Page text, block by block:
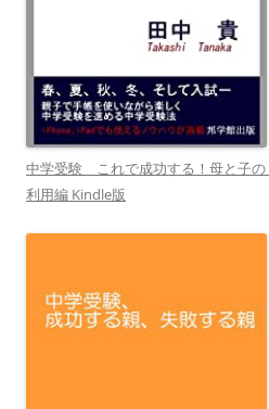
中学受験 これで成功する！母と子の
利用編 Kindle版